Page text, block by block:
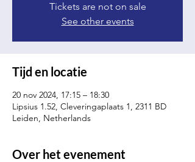
Tickets are not on sale
See other events
Tijd en locatie
20 nov 2024, 17:15 – 18:30
Lipsius 1.52, Cleveringaplaats 1, 2311 BD
Leiden, Netherlands
Over het evenement